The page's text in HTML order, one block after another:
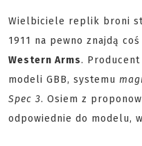
Wielbiciele replik broni
1911 na pewno znajdą
Western Arms.
modeli GBB, systemu
Spec 3. Osiem z
odpowiednie do modelu,